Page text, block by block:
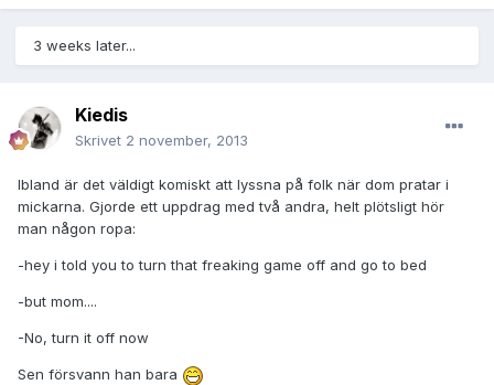
3 weeks later...
Kiedis
Skrivet 2 november, 2013
Ibland är det väldigt komiskt att lyssna på folk när dom pratar i
mickarna. Gjorde ett uppdrag med två andra, helt plötsligt hör
man någon ropa:
-hey i told you to turn that freaking game off and go to bed
-but mom....
-No, turn it off now
Sen försvann han bara